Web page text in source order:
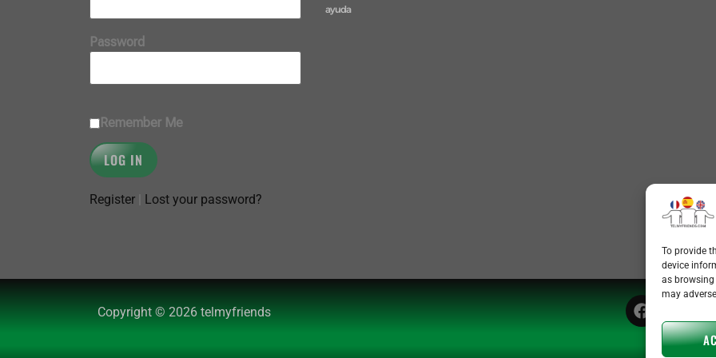
To provide
device
as browsing
may
Password
Remember Me
Register Lost your password?
ayuda
Copyright © 2026 telmyfriends